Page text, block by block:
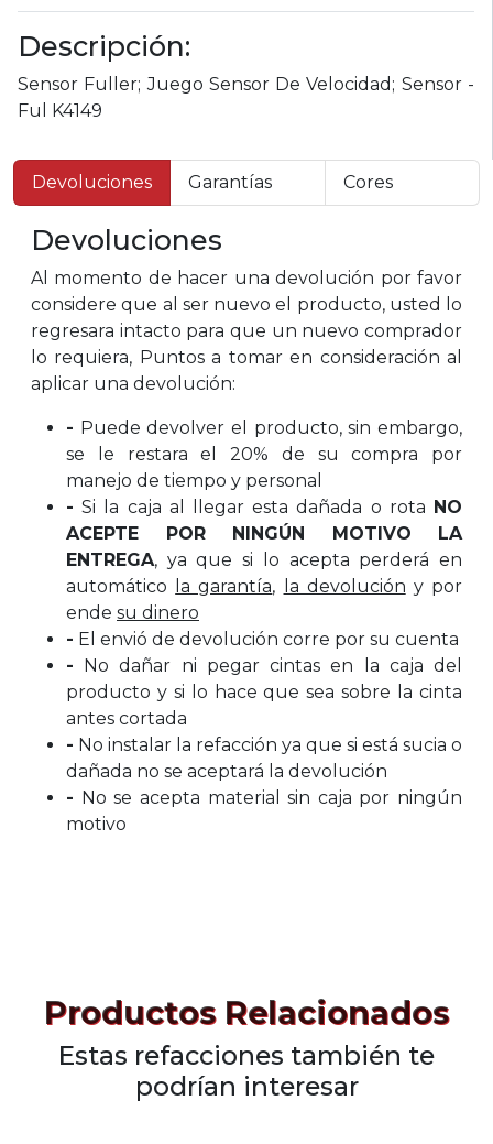
Descripción:
Sensor Fuller; Juego Sensor De Velocidad; Sensor -
Ful K4149
Devoluciones Garantías Cores
Devoluciones
Al momento de hacer una devolución por favor
considere que al ser nuevo el producto, usted lo
regresara intacto para que un nuevo comprador
lo requiera, Puntos a tomar en consideración al
aplicar una devolución:
- Puede devolver el producto, sin embargo,
se le restara el 20% de su compra por
manejo de tiempo y personal
- Si la caja al llegar esta dañada o rota NO
ACEPTE POR NINGÚN MOTIVO LA
ENTREGA, ya que si lo acepta perderá en
automático
la garantía, la devolución y por
ende su dinero
- El envió de devolución corre por su cuenta
- No dañar ni pegar cintas en la caja del
producto y si lo hace que sea sobre la cinta
antes cortada
- No instalar la refacción ya que si está sucia o
dañada no se aceptará la devolución
- No se acepta material sin caja por ningún
motivo
Productos Relacionados
Estas refacciones también te
podrían interesar